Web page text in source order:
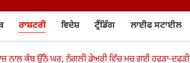
ਰਾਸ਼ਟਰੀ ਵਿਦੇਸ਼ ਟ੍ਰੈਂਡਿੰਗ ਲਾਈਫ ਸਟਾਈਲ
ਨਾਲ ਕੰਬ ਉੱਠੇ ਘਰ, ਨੰਗਲੀ ਡੇਅਰੀ ਵਿੱਚ ਮਚ ਗਈ ਹਫੜਾ-ਦਫੜੀ